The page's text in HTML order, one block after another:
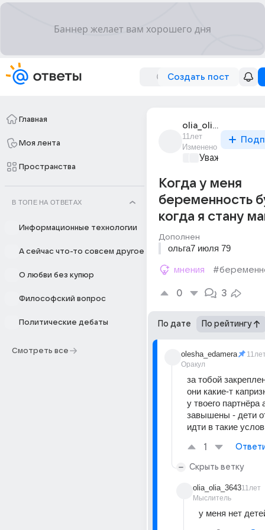
Создать пост
Главная
Моя лента
Пространства
В ТОПЕ НА ОТВЕТАХ
Информационные технологии
А сейчас что-то совсем другое
О любви без купюр
Философский вопрос
Политические дебаты
Смотреть все
olia_olia_3643
11лет
Изменено
Уважаемый
Когда у меня
беременность
когда я стану
Дополнен
ольга7 июля 79
мнения
0 3
По дате По рейтингу
olesha_edamera
Оракул
за тобой
они какие-т
у твоего партнёра
завышены - дети
идти в такие
1
Скрыть ветку
olia_olia_3643
Мыслитель
11лет
у меня нет